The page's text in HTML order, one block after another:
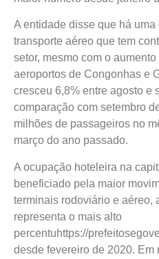
A entidade disse que há
transporte aéreo que tem
setor, mesmo com o
aeroportos de Congonhas e
cresceu 6,8% entre agosto e
comparação com setembro
milhões de passageiros no
março do ano passado.
A ocupação hoteleira na
beneficiado pela maior
terminais rodoviário e aéreo,
representa o mais alto
percentuhttps://
desde fevereiro de 2020. Em